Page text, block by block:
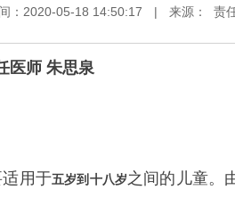
：2020-05-18 14:50:17 | 来源： 责
医师 朱思泉
用于五岁到十八岁之间的儿童。